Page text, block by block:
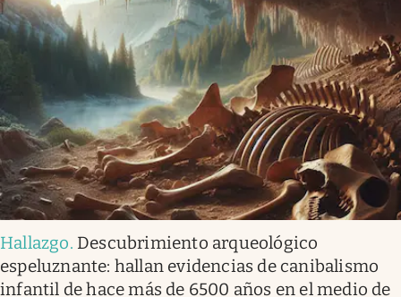
Hallazgo. Descubrimiento arqueológico
espeluznante: hallan evidencias de canibalismo
infantil de hace más de 6500 años en el medio de